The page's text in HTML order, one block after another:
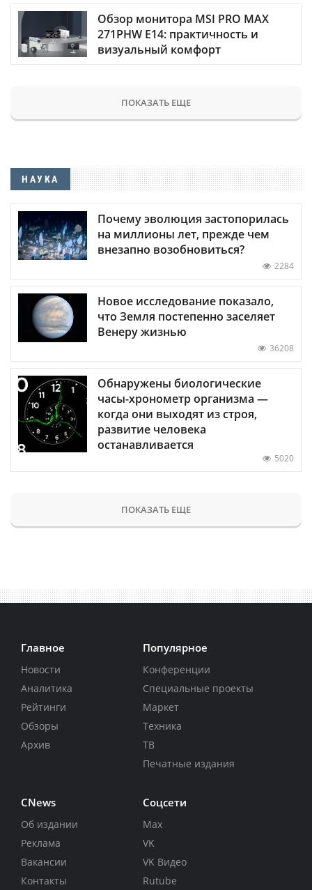
Обзор монитора MSI PRO MAX
271PHW E14: практичность и
визуальный комфорт
ПОКАЗАТЬ ЕЩЕ
НАУКА
Почему эволюция застопорилась
на миллионы лет, прежде чем
внезапно возобновиться?
2284
Новое исследование показало,
что Земля постепенно заселяет
Венеру жизнью
36208
Обнаружены биологические
часы-хронометр организма —
когда они выходят из строя,
развитие человека
останавливается
5020
ПОКАЗАТЬ ЕЩЕ
Главное
Новости
Аналитика
Рейтинги
Обзоры
Архив
Популярное
Конференции
Специальные проекты
Маркет
Техника
ТВ
Печатные издания
CNews
Об издании
Реклама
Вакансии
Контакты
Соцсети
Max
VK
VK Видео
Rutube